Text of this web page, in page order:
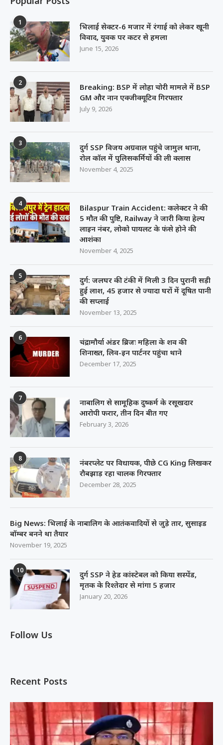
1
भिलाई सेक्टर-6 मजार में रंगाई को लेकर खूनी
विवाद, युवक पर कटर से हमला
June 15, 2026
2
Breaking: BSP में लोहा चोरी मामले में BSP
GM और नान एक्जीक्यूटिव गिरफ्तार
July 9, 2026
3
दुर्ग SSP विजय अग्रवाल पहुंचे जामुल थाना,
रोल कॉल में पुलिसकर्मियों की ली क्लास
November 4, 2025
4
Bilaspur Train Accident: कलेक्टर ने की
5 मौत की पुष्टि, Railway ने जारी किया हेल्प
लाइन नंबर, लोको पायलट के फंसे होने की
आशंका
November 4, 2025
5
दुर्ग: जलघर की टंकी में मिली 3 दिन पुरानी सड़ी
हुई लाश, 45 हजार से ज्यादा घरों में दूषित पानी
की सप्लाई
November 13, 2025
6
चंद्रामौर्या अंडर ब्रिजः महिला के शव की
शिनाख्त, लिव-इन पार्टनर पहुंचा थाने
December 17, 2025
7
नाबालिग से सामूहिक दुष्कर्म के रसूखदार
आरोपी फरार, तीन दिन बीत गए
February 3, 2026
8
नंबरप्लेट पर विधायक, पीछे CG King लिखकर
रौबझाड़ रहा चालक गिरफ्तार
December 28, 2025
Big News: भिलाई के नाबालिग के आतंकवादियों से जुड़े तार, सुसाइड
बॉम्बर बनने था तैयार
November 19, 2025
10
दुर्ग SSP ने हेड कांस्टेबल को किया सस्पेंड,
मृतक के रिश्तेदार से मांगा 5 हजार
January 20, 2026
Follow Us
Recent Posts